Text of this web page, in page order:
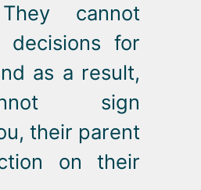
cannot
decisions for
as a result,
sign
their parent
on their